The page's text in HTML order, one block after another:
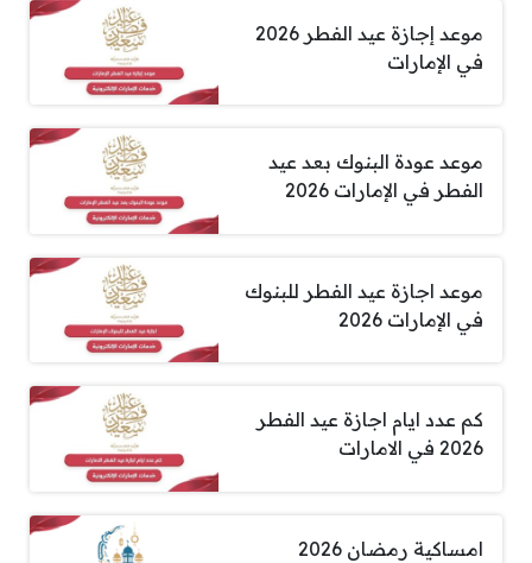
موعد إجازة عيد الفطر 2026
في الإمارات
موعد عودة البنوك بعد عيد
الفطر في الإمارات 2026
موعد اجازة عيد الفطر للبنوك
في الإمارات 2026
كم عدد ايام اجازة عيد الفطر
2026 في الامارات
امساكية رمضان 2026